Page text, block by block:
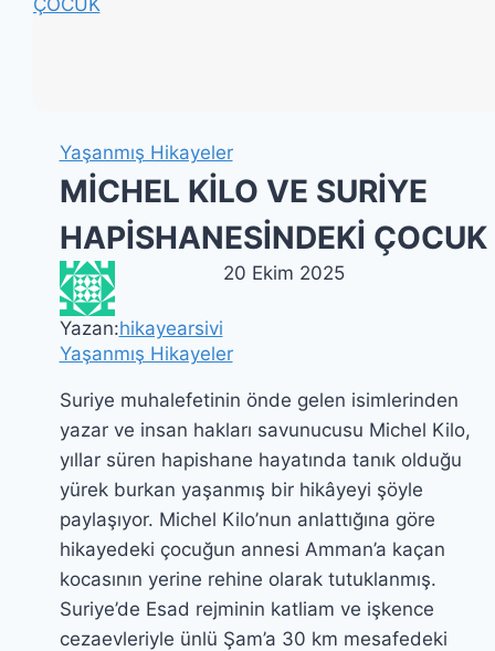
Yaşanmış Hikayeler
MİCHEL KİLO VE SURİYE
HAPİSHANESİNDEKİ ÇOCUK
Yazan:hikayearsivi
20 Ekim 2025
Yaşanmış Hikayeler
Suriye muhalefetinin önde gelen isimlerinden
yazar ve insan hakları savunucusu Michel Kilo,
yıllar süren hapishane hayatında tanık olduğu
yürek burkan yaşanmış bir hikâyeyi şöyle
paylaşıyor. Michel Kilo’nun anlattığına göre
hikayedeki çocuğun annesi Amman’a kaçan
kocasının yerine rehine olarak tutuklanmış.
Suriye’de Esad rejminin katliam ve işkence
cezaevleriyle ünlü Şam’a 30 km mesafedeki